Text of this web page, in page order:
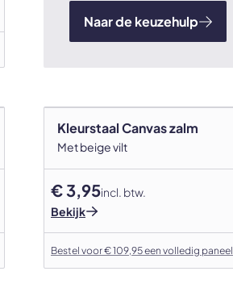
Naar de keuzehulp
Kleurstaal Canvas zalm
Met beige vilt
€ 3,95incl. btw.
Bekijk
Bestel voor € 109,95 een volledig paneel